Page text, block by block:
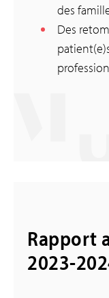
des
Des
Rapport
2023-